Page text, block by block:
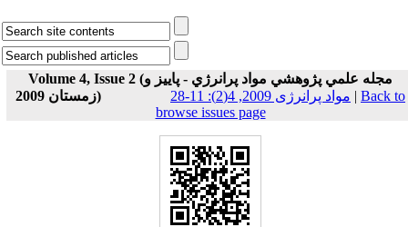
Volume 4, Issue 2 (مجله علمي پژوهشي مواد پرانرژي - پاييز و
زمستان 2009)
مواد پرانرژی 2009, 4(2): 11-28 | Back to
browse issues page